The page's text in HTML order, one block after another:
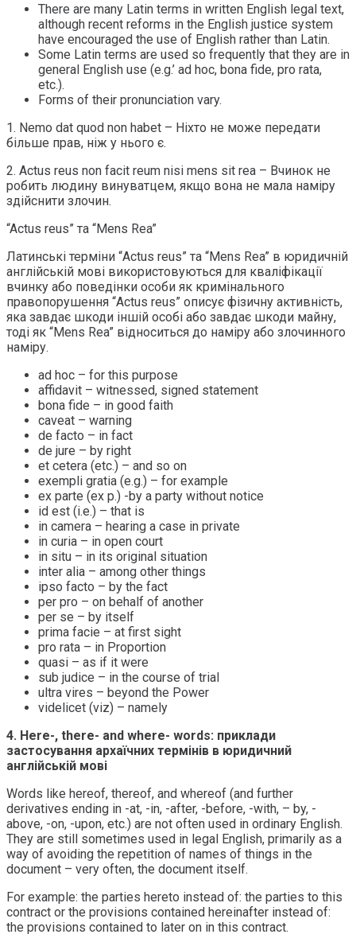
There are many Latin terms in written English legal text,
although recent reforms in the English justice system
have encouraged the use of English rather than Latin.
Some Latin terms are used so frequently that they are in
general English use (e.g.’ ad hoc, bona fide, pro rata,
etc.).
Forms of their pronunciation vary.
1. Nemo dat quod non habet – Ніхто не може передати
більше прав, ніж у нього є.
2. Actus reus non facit reum nisi mens sit rea – Вчинок не
робить людину винуватцем, якщо вона не мала наміру
здійснити злочин.
“Actus reus” та “Mens Rea”
Латинські терміни “Actus reus” та “Mens Rea” в юридичній
англійській мові використовуються для кваліфікації
вчинку або поведінки особи як кримінального
правопорушення “Actus reus” описує фізичну активність,
яка завдає шкоди іншій особі або завдає шкоди майну,
тоді як “Mens Rea” відноситься до наміру або злочинного
наміру.
ad hoc – for this purpose
affidavit – witnessed, signed statement
bona fide – in good faith
caveat – warning
de facto – in fact
de jure – by right
et cetera (etc.) – and so on
exempli gratia (e.g.) – for example
ex parte (ex p.) -by a party without notice
id est (i.e.) – that is
in camera – hearing a case in private
in curia – in open court
in situ – in its original situation
inter alia – among other things
ipso facto – by the fact
per pro – on behalf of another
per se – by itself
prima facie – at first sight
pro rata – in Proportion
quasi – as if it were
sub judice – in the course of trial
ultra vires – beyond the Power
videlicet (viz) – namely
4. Here-, there- and where- words: приклади
застосування архаїчних термінів в юридичний
англійській мові
Words like hereof, thereof, and whereof (and further
derivatives ending in -at, -in, -after, -before, -with, – by, -
above, -on, -upon, etc.) are not often used in ordinary English.
They are still sometimes used in legal English, primarily as a
way of avoiding the repetition of names of things in the
document – very often, the document itself.
For example: the parties hereto instead of: the parties to this
contract or the provisions contained hereinafter instead of:
the provisions contained to later on in this contract.